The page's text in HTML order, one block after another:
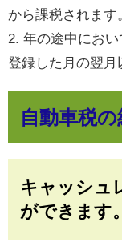
から課税されます
2. 年の途中にお
登録した月の翌月
自動車税
キャッシュ
ができます。